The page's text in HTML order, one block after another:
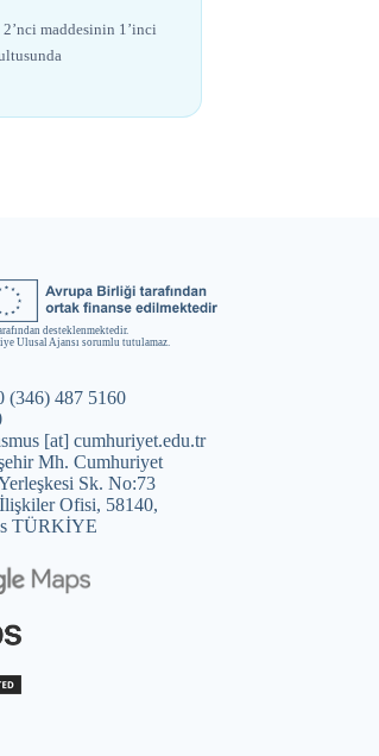
maddesinin 1’inci
desteklenmektedir.
Ulusal Ajansı sorumlu tutulamaz.
(346) 487 5160
[at] cumhuriyet.edu.tr
Mh. Cumhuriyet
Sk. No:73
Ofisi, 58140,
TÜRKİYE